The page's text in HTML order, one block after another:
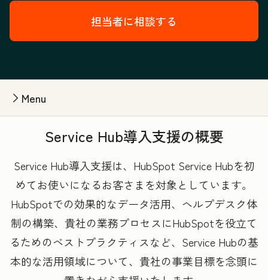
担当者に相談する
Menu
Service Hub導入支援の概要
Service Hub導入支援は、HubSpot Service Hubを初
めてお使いになるお客さまを対象としています。
HubSpotでの効果的なデータ活用、ヘルプデスク体
制の構築、貴社の業務プロセスにHubSpotを役立て
るためのベストプラクティスなど、Service Hubの基
本的な活用領域について、貴社の事業目標を念頭に